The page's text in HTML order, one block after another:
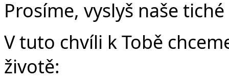
Prosíme, vyslyš naše
V tuto chvíli k Tobě
životě: